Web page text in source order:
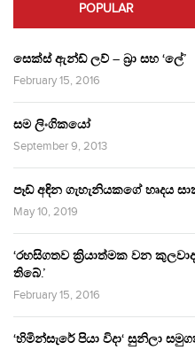
POPULAR
සෙක්ස් ඇන්ඩ් ලව් – බ්‍රා සහ ‘ලේ’
February 15, 2016
සම ලිංගිකයෝ
September 9, 2013
පෑඩ් අඳින ගැහැනියකගේ හෘදය
May 10, 2019
‘රහසිගතව ක්‍රියාත්මක වන
තිබේ.’
February 15, 2016
‘හිමින්සැරේ පියා විදා‘ සුනිලා